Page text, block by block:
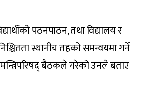
पठनपाठन, तथा विद्यालय र
स्थानीय तहको समन्वयमा गर्ने
बैठकले गरेको उनले बताए